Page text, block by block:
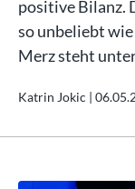
positive Bilanz.
so unbeliebt
Merz steht
Katrin Jokic |